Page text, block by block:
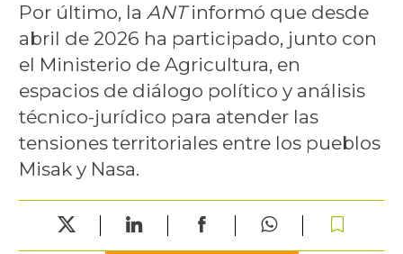
Por último, la ANTinformó que desde
abril de 2026 ha participado, junto con
el Ministerio de Agricultura, en
espacios de diálogo político y análisis
técnico-jurídico para atender las
tensiones territoriales entre los pueblos
Misak y Nasa.